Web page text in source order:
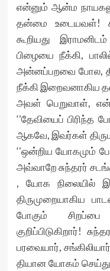
என்னும் ஆன்ம
தன்மை உடையவள்!
கூறியது
பிழையை நீக்கி,
அன்னப்பறவை போல,
நீக்கி
அவள் பெறுவாள்,
‘’தேவியைப்
ஆகவே, இவர்கள்
‘’ஒன்றிய யோகமும்
அவ்வாறே சுந்தரர்
, யோக நிலையில்
திருமுறையாகிய
போகும் சிறப்பை
குறிப்பிடுகிறார்!
பரவையார்,
தியான யோகம்